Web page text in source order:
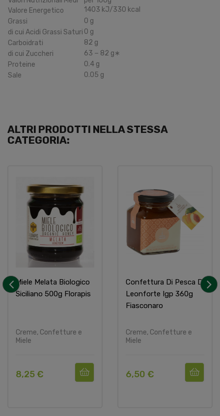
Valore Energetico
1403 kJ/330 kcal
Grassi
0 g
di cui Acidi Grassi Saturi 0 g
Carboidrati
82 g
di cui Zuccheri
63 − 82 g∗
Proteine
0.4 g
Sale
0.05 g
ALTRI PRODOTTI NELLA STESSA
CATEGORIA:
Miele Melata Biologico
Siciliano 500g Florapis
Creme, Confetture e
Miele
8,25 €
Confettura Di Pesca Di
Leonforte Igp 360g
Fiasconaro
Creme, Confetture e
Miele
6,50 €